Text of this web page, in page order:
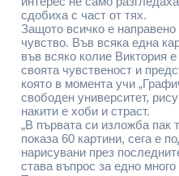
сдобиха с част от тях.
Защото всичко е
чувство. Във всяка една
във всяко колие Виктория
своята чувственост и
която в момента учи
свободен университет,
накити е хоби и страст.
„В първата си изложба пак
показа 60 картини, сега е
нарисувани през
става въпрос за едно